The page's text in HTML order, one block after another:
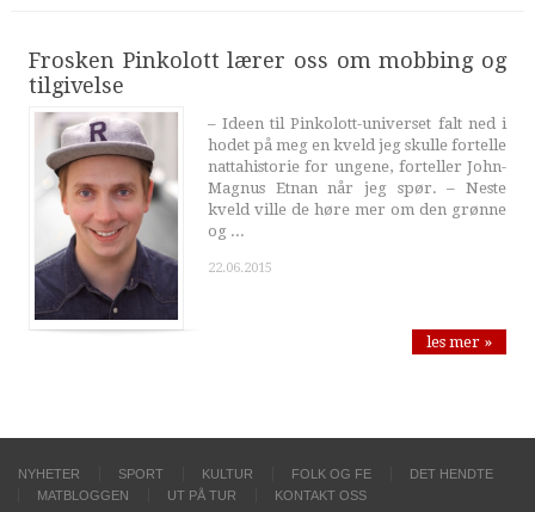
Frosken Pinkolott lærer oss om mobbing og
tilgivelse
– Ideen til Pinkolott-universet falt ned i
hodet på meg en kveld jeg skulle fortelle
nattahistorie for ungene, forteller John-
Magnus Etnan når jeg spør. – Neste
kveld ville de høre mer om den grønne
og ...
22.06.2015
les mer »
NYHETER SPORT KULTUR FOLK OG FE
DET HENDTE
MATBLOGGEN
UT PÅ TUR KONTAKT OSS